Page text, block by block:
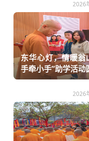
2026
东华心灯，情暖翁
手牵小手”助学活动
2026